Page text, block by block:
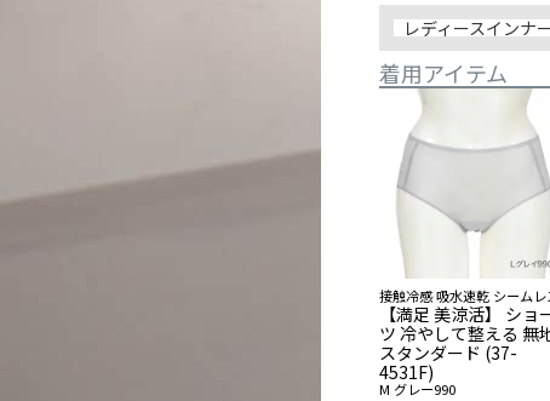
レディースインナ
着用アイテム
接触冷感 吸水速乾 シームレ
【満足 美涼活】 ショ
ツ 冷やして整える 無
スタンダード (37-
4531F)
M グレー990